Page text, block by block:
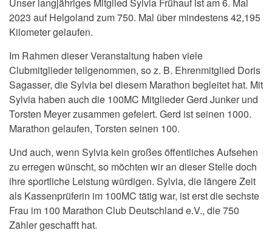
Unser langjähriges Mitglied Sylvia Frühauf ist am 6. Mai
2023 auf Helgoland zum 750. Mal über mindestens 42,195
Kilometer gelaufen.
Im Rahmen dieser Veranstaltung haben viele
Clubmitglieder teilgenommen, so z. B. Ehrenmitglied Doris
Sagasser, die Sylvia bei diesem Marathon begleitet hat. Mit
Sylvia haben auch die 100MC Mitglieder Gerd Junker und
Torsten Meyer zusammen gefeiert. Gerd ist seinen 1000.
Marathon gelaufen, Torsten seinen 100.
Und auch, wenn Sylvia kein großesöffentliches Aufsehen
zu erregen wünscht, so möchten wir an dieser Stelle doch
ihre sportliche Leistung würdigen. Sylvia, die längere Zeit
als Kassenprüferin im 100MC tätig war, ist erst die sechste
Frau im 100 Marathon Club Deutschland e.V., die 750
Zähler geschafft hat.